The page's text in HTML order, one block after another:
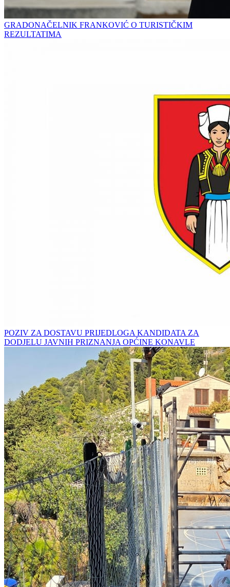
GRADONAČELNIK FRANKOVIĆ O TURISTIČKIM
REZULTATIMA
POZIV ZA DOSTAVU PRIJEDLOGA KANDIDATA ZA
DODJELU JAVNIH PRIZNANJA OPĆINE KONAVLE